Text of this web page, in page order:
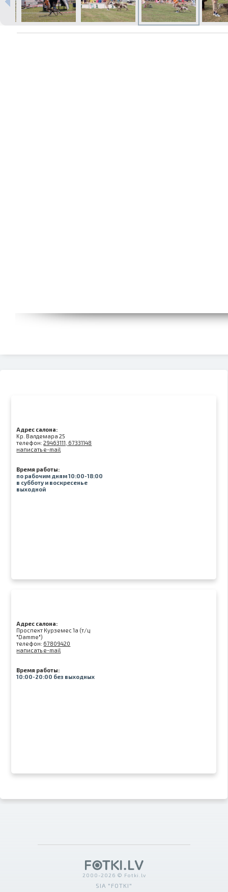
Печать в течение 1 часа в Риге –
закажите онлайн
Различные форматы и виды
Адрес салона:
Kр. Валдемара 25
телефон:29463111, 67331148
написать e-mail
Время работы:
по рабочим дням 10:00-18:00
в субботу и воскресенье
выходной
Адрес салона:
Проспект Курземес 1а (т/ц
"Damme")
телефон: 67809420
написать e-mail
Время работы:
10:00-20:00 без выходных
2000-2026 © Fotki.lv
SIA "FOTKI"